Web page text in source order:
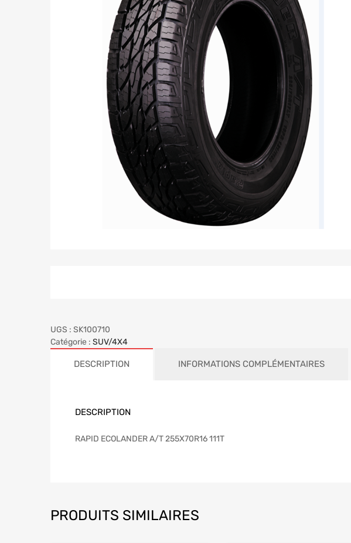
UGS : SK100710
Catégorie : SUV/4X4
DESCRIPTION INFORMATIONS COMPLÉMENTAIRES
DESCRIPTION
RAPID ECOLANDER A/T 255X70R16 111T
PRODUITS SIMILAIRES